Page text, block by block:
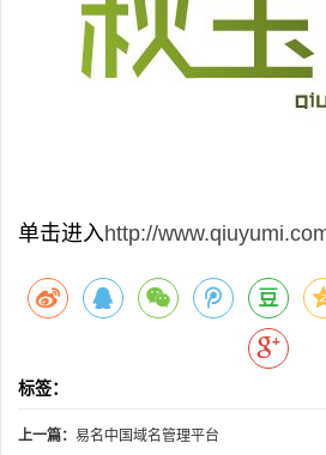
单击进入http://
标签：
上一篇： 易名中国域名管理平台